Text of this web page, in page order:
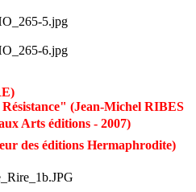
(Jean-Michel RIBES
Arts éditions - 2007)
des éditions Hermaphrodite)